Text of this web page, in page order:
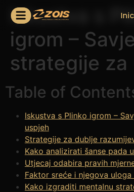
Iskustva s
igrom –
strategije za
Table of
Iskustva s Plinko igrom –
uspjeh
Strategije za dublje
Kako analizirati šanse pada
Utjecaj odabira pravih
Faktor sreće i njegova
Kako izgraditi mentalnu